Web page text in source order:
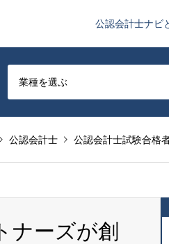
公認会計士ナビ
業種を選ぶ
公認会計士 公認会計士試験合格
ナーズが創